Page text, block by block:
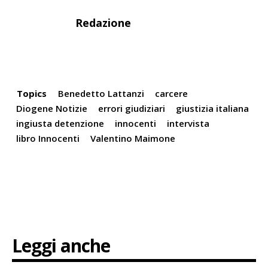
Redazione
Topics Benedetto Lattanzi
carcere
Diogene Notizie
errori giudiziari
giustizia italiana
ingiusta detenzione
innocenti
intervista
libro Innocenti
Valentino Maimone
Leggi anche